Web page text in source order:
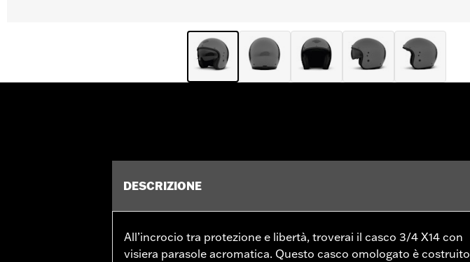
DESCRIZIONE
All’incrocio tra protezione e libertà, troverai il casco 3/4 X14 con
visiera parasole acromatica. Questo casco omologato è costruito